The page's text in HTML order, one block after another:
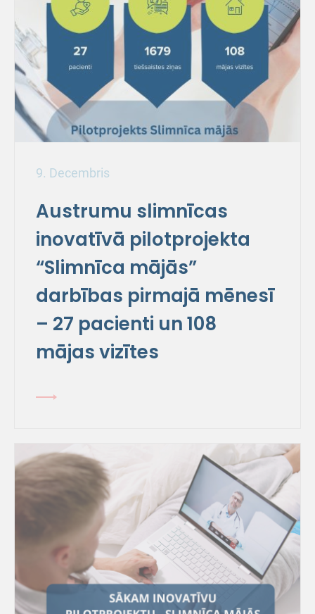
9. Decembris
Austrumu slimnīcas
inovatīvā pilotprojekta
“Slimnīca mājās”
darbības pirmajā mēnesī
– 27 pacienti un 108
mājas vizītes